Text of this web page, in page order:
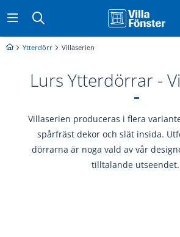
Ytterdörr Villaserien
Lurs Ytterdörrar -
Villaserien produceras i flera
spårfräst dekor och slät insida.
dörrarna är noga vald av vår
tilltalande utseendet.